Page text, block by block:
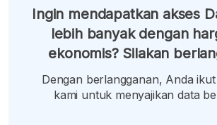
Ingin mendapatkan akses
lebih banyak dengan
ekonomis? Silakan
Dengan berlangganan, Anda
kami untuk menyajikan data